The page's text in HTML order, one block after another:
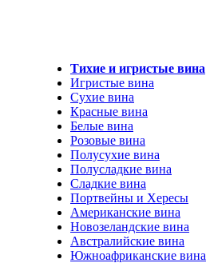
Тихие и игристые вина
Игристые вина
Сухие вина
Красные вина
Белые вина
Розовые вина
Полусухие вина
Полусладкие вина
Сладкие вина
Портвейны и Хересы
Американские вина
Новозеландские вина
Австралийские вина
Южноафриканские вина